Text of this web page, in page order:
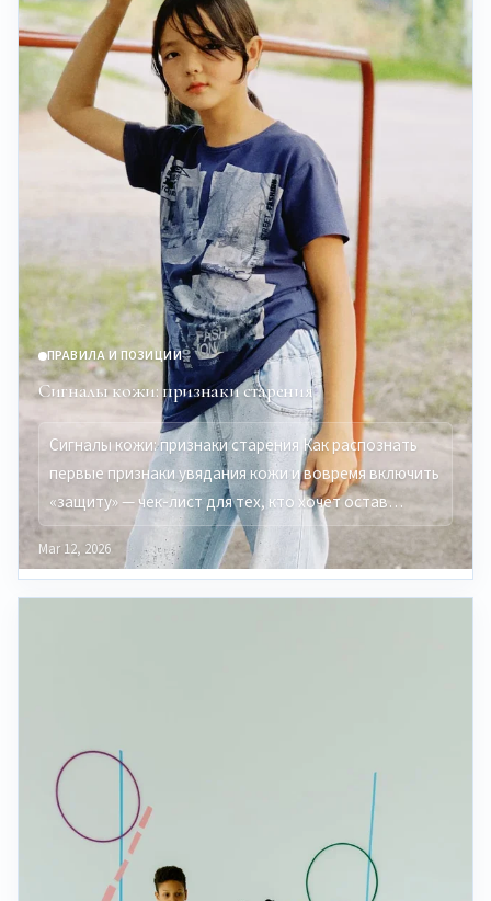
ПРАВИЛА И ПОЗИЦИИ
Сигналы кожи: признаки старения
Сигналы кожи: признаки старения Как распознать
первые признаки увядания кожи и вовремя включить
«защиту» — чек-лист для тех, кто хочет остав…
Mar 12, 2026